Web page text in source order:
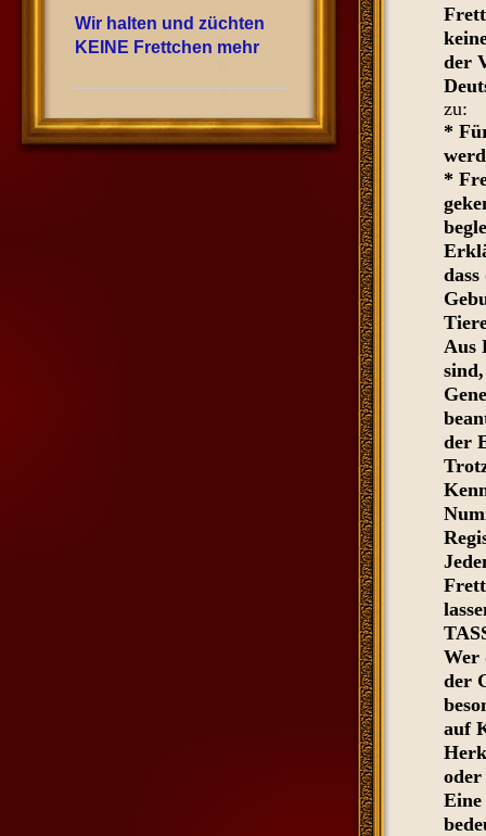
der
zu:
*
*
Aus
der
Wer
der
auf
oder
Wir halten und züchten
KEINE Frettchen mehr